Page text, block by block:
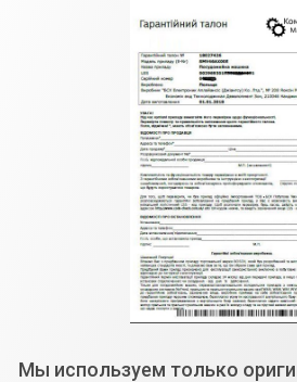
Мы используем только